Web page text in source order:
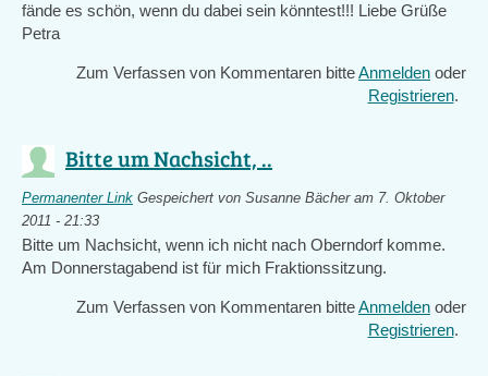
fände es schön, wenn du dabei sein könntest!!! Liebe Grüße
Petra
Zum Verfassen von Kommentaren bitteAnmelden oder
Registrieren.
Bitte um Nachsicht, ..
Permanenter Link Gespeichert von Susanne Bächeram 7. Oktober
2011 - 21:33
Bitte um Nachsicht, wenn ich nicht nach Oberndorf komme.
Am Donnerstagabend ist für mich Fraktionssitzung.
Zum Verfassen von Kommentaren bitteAnmelden oder
Registrieren.